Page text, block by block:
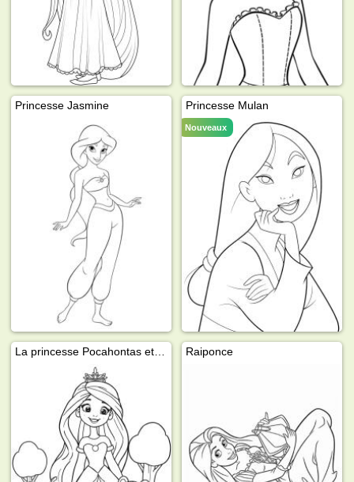
Princesse Jasmine Princesse Mulan
Nouveaux
La princesse Pocahontas et Meiko Raiponce